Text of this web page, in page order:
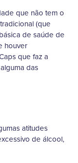
que não tem o
(que
de saúde de
houver
que faz a
das
atitudes
de álcool,